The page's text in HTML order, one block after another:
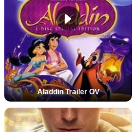
Aladdin Trailer OV